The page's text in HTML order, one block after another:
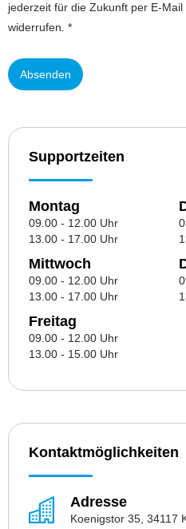
jederzeit für die Zukunft per E-
widerrufen. *
Supportzeiten
Montag
09.00 - 12.00 Uhr
13.00 - 17.00 Uhr
Mittwoch
09.00 - 12.00 Uhr
13.00 - 17.00 Uhr
Freitag
09.00 - 12.00 Uhr
13.00 - 15.00 Uhr
Kontaktmöglichkeiten
Adresse
Koenigstor 35, 34117